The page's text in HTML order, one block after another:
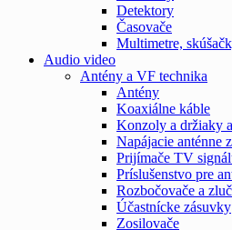
Detektory
Časovače
Multimetre,
Audio video
Antény a VF technika
Antény
Koaxiálne káble
Konzoly a držiaky
Napájacie anténne
Prijímače TV
Príslušenstvo pre
Rozbočovače a
Účastnícke zásuvky
Zosilovače